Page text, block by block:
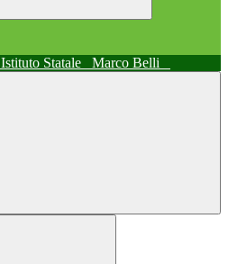
Istituto Statale Marco Belli